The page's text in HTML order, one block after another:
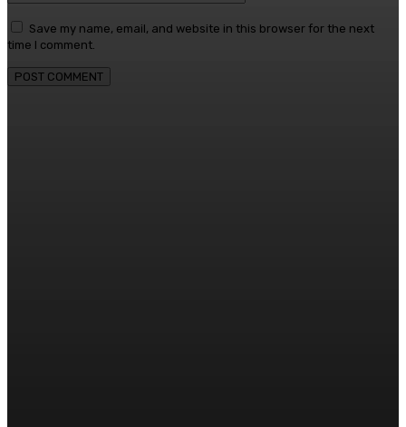
Save my name, email, and website in this browser for the next
time I comment.